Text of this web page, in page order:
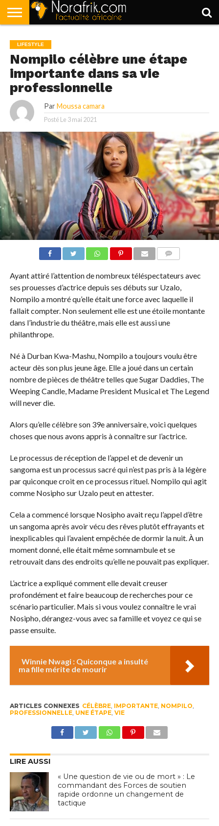
POLITIQUE
SOCIÉTÉ
ECONOMIE
SPORT
LIFESTYLE
LIFESTYLE
Nompilo célèbre une étape
importante dans sa vie
professionnelle
Par Moussa camara
Posté Le 3 mai 2021
Ayant attiré l’attention de nombreux téléspectateurs avec
ses prouesses d’actrice depuis ses débuts sur Uzalo,
Nompilo a montré qu’elle était une force avec laquelle il
fallait compter. Non seulement elle est une étoile montante
dans l’industrie du théâtre, mais elle est aussi une
philanthrope.
Né à Durban Kwa-Mashu, Nompilo a toujours voulu être
acteur dès son plus jeune âge. Elle a joué dans un certain
nombre de pièces de théâtre telles que Sugar Daddies, The
Weeping Candle, Madame President Musical et The Legend
will never die.
Alors qu’elle célèbre son 39e anniversaire, voici quelques
choses que nous avons appris à connaître sur l’actrice.
Le processus de réception de l’appel et de devenir un
sangoma est un processus sacré qui n’est pas pris à la légère
par quiconque croit en ce processus rituel. Nompilo qui agit
comme Nosipho sur Uzalo peut en attester.
Cela a commencé lorsque Nosipho avait reçu l’appel d’être
un sangoma après avoir vécu des rêves plutôt effrayants et
inexplicables qui l’avaient empêchée de dormir la nuit. À un
moment donné, elle était même somnambule et se
retrouvait dans des endroits qu’elle ne pouvait pas expliquer.
L’actrice a expliqué comment elle devait creuser
profondément et faire beaucoup de recherches pour ce
scénario particulier. Mais si vous voulez connaître le vrai
Nosipho, dérangez-vous avec sa famille et voyez ce qui se
passe ensuite.
Winnie Nwagi : Quiconque a insulté
ma fille mérite de mourir
ARTICLES CONNEXES CÉLÈBRE, IMPORTANTE, NOMPILO,
PROFESSIONNELLE, UNE ÉTAPE, VIE
LIRE AUSSI
« Une question de vie ou de mort » : Le
commandant des Forces de soutien
rapide ordonne un changement de
tactique